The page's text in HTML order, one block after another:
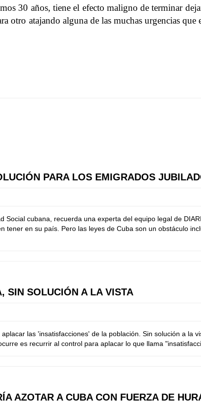
30 años, tiene el efecto maligno de terminar
otro atajando alguna de las muchas urgencias que
PARA LOS EMIGRADOS
cubana, recuerda una experta del equipo legal de
en su país. Pero las leyes de Cuba son un obstáculo
SIN SOLUCIÓN A LA VISTA
las 'insatisfacciones' de la población. Sin solución a la
es recurrir al control para aplacar lo que llama
AZOTAR A CUBA CON FUERZA DE